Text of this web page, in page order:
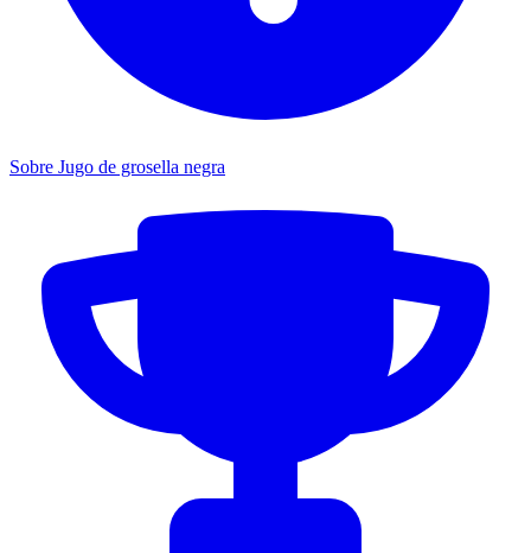
Sobre Jugo de grosella negra